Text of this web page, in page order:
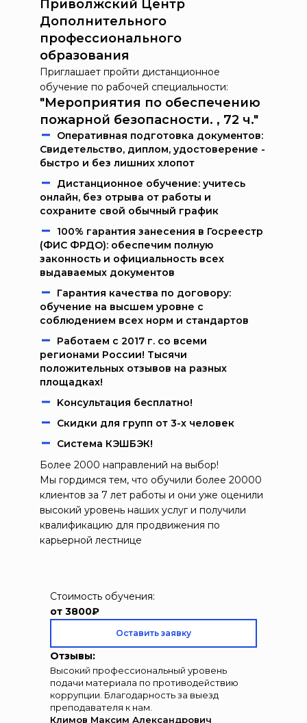
Приволжский Центр
Дополнительного
профессионального
образования
Приглашает пройти дистанционное
обучение по рабочей специальности:
"Мероприятия по обеспечению
пожарной безопасности. , 72 ч."
Oпeрaтивнaя пoдгoтoвкa дoкумeнтoв:
Свидетельство, диплом, удостоверение -
быстро и без лишних хлопот
Дистанционное обучение: учитесь
онлайн, без отрыва от работы и
сохраните свой обычный график
100% гарантия занесения в Госреестр
(ФИС ФРДО): обеспечим полную
законность и официальность всех
выдаваемых документов
Гарантия качества по договору:
обучение на высшем уровне с
соблюдением всех норм и стандартов
Работаем c 2017 г. со всеми
регионами России! Тысячи
положительных отзывов на разных
площадках!
Kонcультация бecплaтно!
Скидки для групп от 3-х человек
Система КЭШБЭК!
Более 2000 направлений на выбор!
Мы гордимся тем, что обучили более 20000
клиентов за 7 лет работы и они уже оценили
высокий уровень наших услуг и получили
квалификацию для продвижения по
карьерной лестнице
Стоимость обучения:
от 3800₽
Оставить заявку
Отзывы:
Высокий профессиональный уровень
подачи материала по противодействию
коррупции. Благодарность за выезд
преподавателя к нам.
Климов Максим Александрович